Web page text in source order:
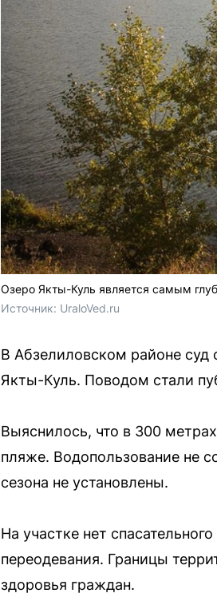
Озеро Якты-Куль является самым
Источник: UraloVed.ru
В Абзелиловском районе
Якты-Куль. Поводом стали
Выяснилось, что в 300
пляже. Водопользование не
сезона не установлены.
На участке нет
переодевания. Границы
здоровья граждан.